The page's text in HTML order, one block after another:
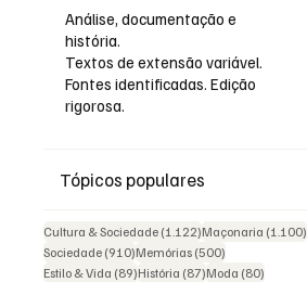
Análise, documentação e
história.
Textos de extensão variável.
Fontes identificadas. Edição
rigorosa.
Tópicos populares
Cultura & Sociedade (1.122)1.122 posts
Maçonaria (1.100)
Sociedade (910)910 posts
Memórias (500)
Estilo & Vida (89)89 posts
História (87)87 posts
Moda (80)